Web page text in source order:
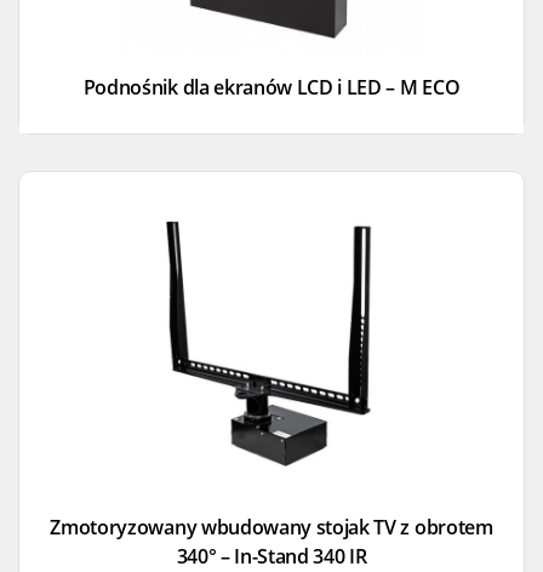
Podnośnik dla ekranów LCD i LED – M ECO
Zmotoryzowany wbudowany stojak TV z obrotem
340° – In-Stand 340 IR